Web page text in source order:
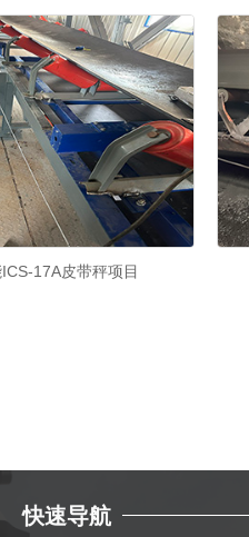
17A皮带秤项目
快速导航